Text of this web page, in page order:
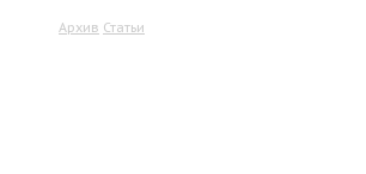
Архив Статьи